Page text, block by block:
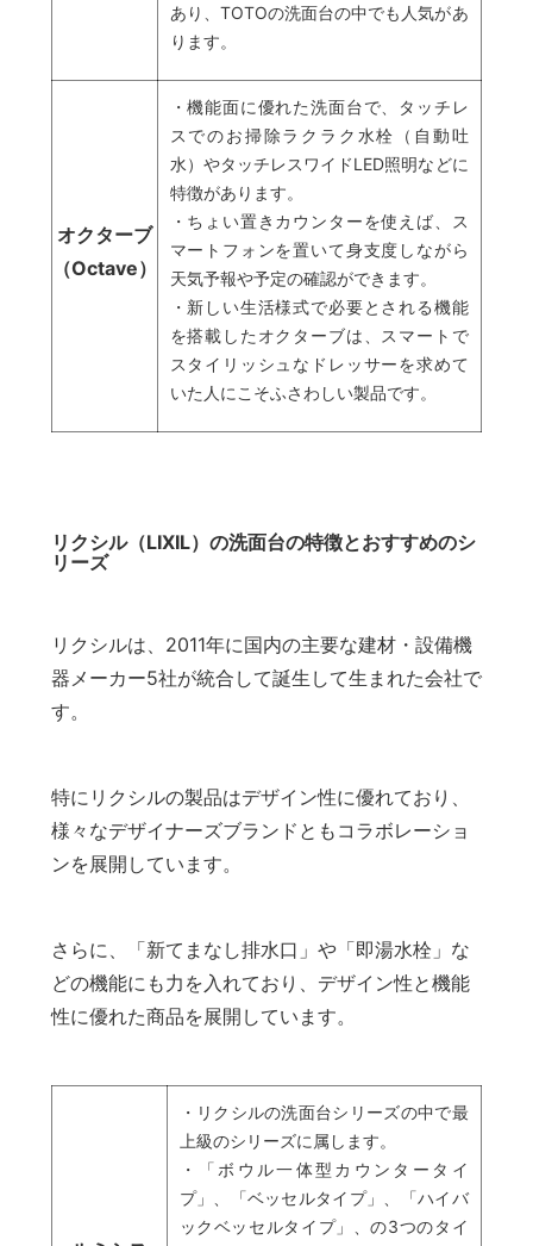
あり、TOTOの洗面台の中でも人気があ
ります。
オクターブ
（Octave）
・機能面に優れた洗面台で、タッチレ
スでのお掃除ラクラク水栓（自動吐
水）やタッチレスワイドLED照明などに
特徴があります。
・ちょい置きカウンターを使えば、ス
マートフォンを置いて身支度しながら
天気予報や予定の確認ができます。
・新しい生活様式で必要とされる機能
を搭載したオクターブは、スマートで
スタイリッシュなドレッサーを求めて
いた人にこそふさわしい製品です。
リクシル（LIXIL）の洗面台の特徴とおすすめのシ
リーズ
リクシルは、2011年に国内の主要な建材・設備機
器メーカー5社が統合して誕生して生まれた会社で
す。
特にリクシルの製品はデザイン性に優れており、
様々なデザイナーズブランドともコラボレーショ
ンを展開しています。
さらに、「新てまなし排水口」や「即湯水栓」な
どの機能にも力を入れており、デザイン性と機能
性に優れた商品を展開しています。
・リクシルの洗面台シリーズの中で最
上級のシリーズに属します。
・「ボウル一体型カウンタータイ
プ」、「ベッセルタイプ」、「ハイバ
ックベッセルタイプ」、の3つのタイ